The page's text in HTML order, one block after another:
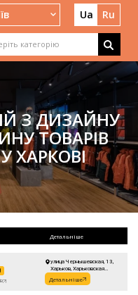
Ua Ru
З ДИЗАЙНУ
ТОВАРІВ
ХАРКОВІ
Детальніше
улица Чернышевская, 13,
Харьков, Харьковская
область, Украина
Детальніше